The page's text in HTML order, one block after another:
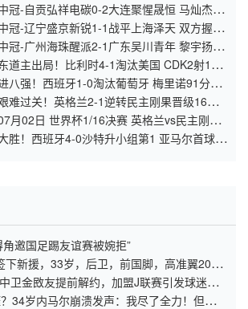
冠-自贡弘祥电碳0-2大连聚惺晟恒 马灿杰破
冠-辽宁盛京新锐1-1战平上海泽天 双方握手
冠-广州海珠醒派2-1广东吴川青年 黎宇扬梅
道主出局！比利时4-1淘汰美国 CDK2射1传
八强！西班牙1-0淘汰葡萄牙 梅里诺91分钟
舞
难过关！英格兰2-1逆转民主刚果晋级16强
月02日 世界杯1/16决赛 英格兰vs民主刚果
胜！西班牙4-0沙特升小组第1 亚马尔首球奥
邀国足踢友谊赛被婉拒”
下新援，33岁，后卫，前国脚，高准翼2000
卫金敃友提前解约，加盟J联赛引发球迷意
34岁内马尔崩溃发声：我尽了全力！但一切